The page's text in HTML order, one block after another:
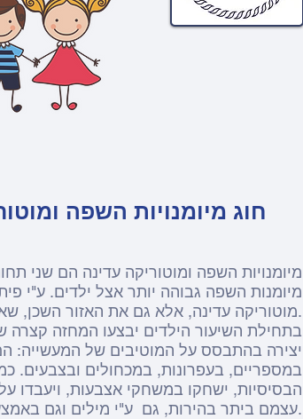
חוג מיומנויות השפה
מיומנויות השפה ומוטוריקה עדינה הם שני
מיומנות השפה גבוהה יותר אצל ילדים. ע"י
מוטוריקה עדינה, אלא גם את האזור השכן, שאחראי על התפתחות מיומנויות השפה.
בתחילת השיעור הילדים יבצעו המחזה קצרה
יצירה בהתבסס על המוטיבים של המעשייה:
במספריים, בעפרונות, במכחולים ובצבעים.
הבסיסיות, ישחקו במשחקי אצבעות, ויעבדו
עצמם ביתר בהירות, גם ע"י מילים וגם באמצעות תחום היצירה.